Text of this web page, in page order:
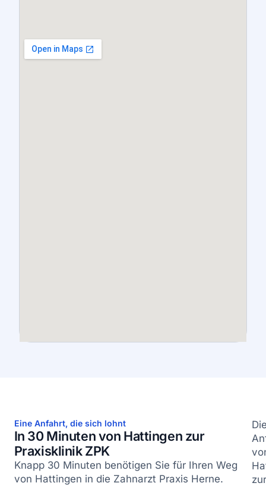
Eine Anfahrt, die sich lohnt
In 30 Minuten von Hattingen zur
Praxisklinik ZPK
Knapp 30 Minuten benötigen Sie für Ihren Weg
von Hattingen in die Zahnarzt Praxis Herne.